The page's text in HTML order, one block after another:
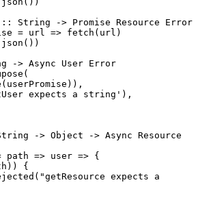
String -> Promise Resource Error
= url => fetch(url)
-> Async User Error
-> Object -> Async Resource
path => user => {